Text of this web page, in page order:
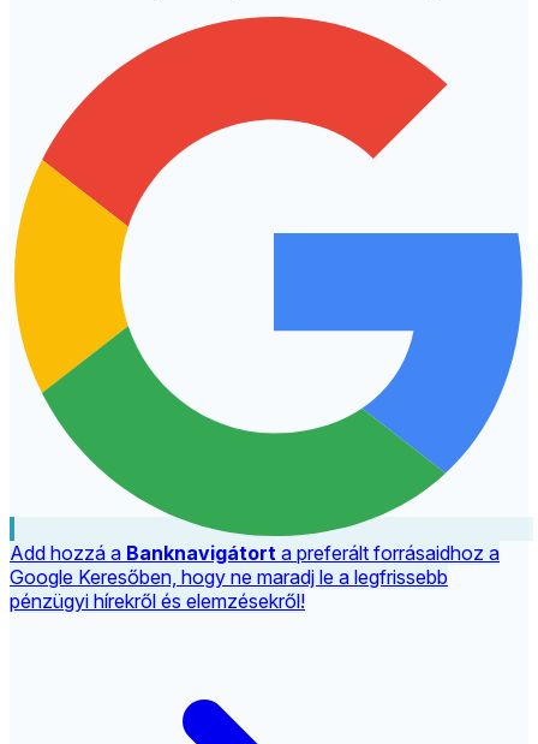
Add hozzá a Banknavigátort a preferált forrásaidhoz a
Google Keresőben, hogy ne maradj le a legfrissebb
pénzügyi hírekről és elemzésekről!